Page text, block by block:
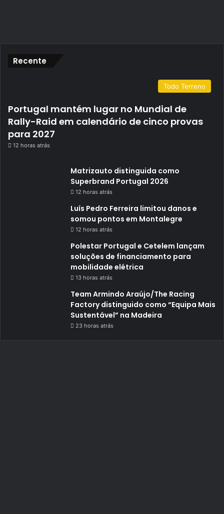
Recente
Todo Terreno
Portugal mantém lugar no Mundial de
Rally-Raid em calendário de cinco provas
para 2027
12 horas atrás
Matrizauto distinguida como
Superbrand Portugal 2026
12 horas atrás
Luís Pedro Ferreira limitou danos e
somou pontos em Montalegre
12 horas atrás
Polestar Portugal e Cetelem lançam
soluções de financiamento para
mobilidade elétrica
13 horas atrás
Team Armindo Araújo/The Racing
Factory distinguido como “Equipa Mais
Sustentável” na Madeira
23 horas atrás